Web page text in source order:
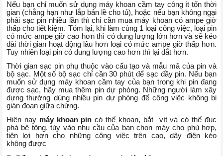
Nếu bạn chỉ muốn sử dụng máy khoan cầm tay công ít tốn thời
gian (chẳng hạn như lắp bản lề cho tủ), hoặc nếu bạn không ngại
phải sạc pin nhiều lần thì chỉ cần mua máy khoan có ampe giờ
thấp cho tiết kiệm. Tóm lại, khi làm cùng 1 loại công việc, loại pin
có mức ampe giờ cao hơn thì có dung lượng lớn hơn và sẽ kéo
dài thời gian hoạt động lâu hơn loại có mức ampe giờ thấp hơn.
Tuy nhiên loại pin có dung lượng cao hơn thì lại đắt hơn.
Thời gian sạc pin phụ thuộc vào cấu tạo và mẫu mã của pin và
bộ sạc. Một số bộ sạc chỉ cần 30 phút để sạc đầy pin. Nếu bạn
muốn sử dụng máy khoan cầm tay của bạn trong khi pin đang
được sạc, hãy mua thêm pin dự phòng. Những người làm xây
dựng thường dùng nhiều pin dự phòng để công việc không bị
gián đoạn giữa chừng.
Hiện nay máy khoan pin có thế khoan, bắt vít và có thế đục
phá bê tông, tùy vào nhu cầu của bạn chọn máy cho phù hợp,
tiện lợi hơn cho những công việc trên cao, dây điện kéo
không được